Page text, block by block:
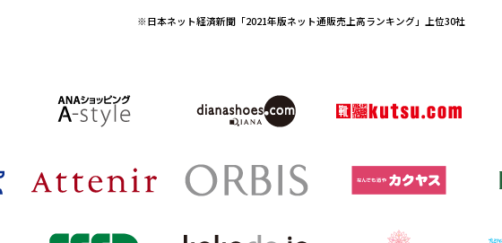
※日本ネット経済新聞「2021年版ネット通販売上高ランキング」上位30社